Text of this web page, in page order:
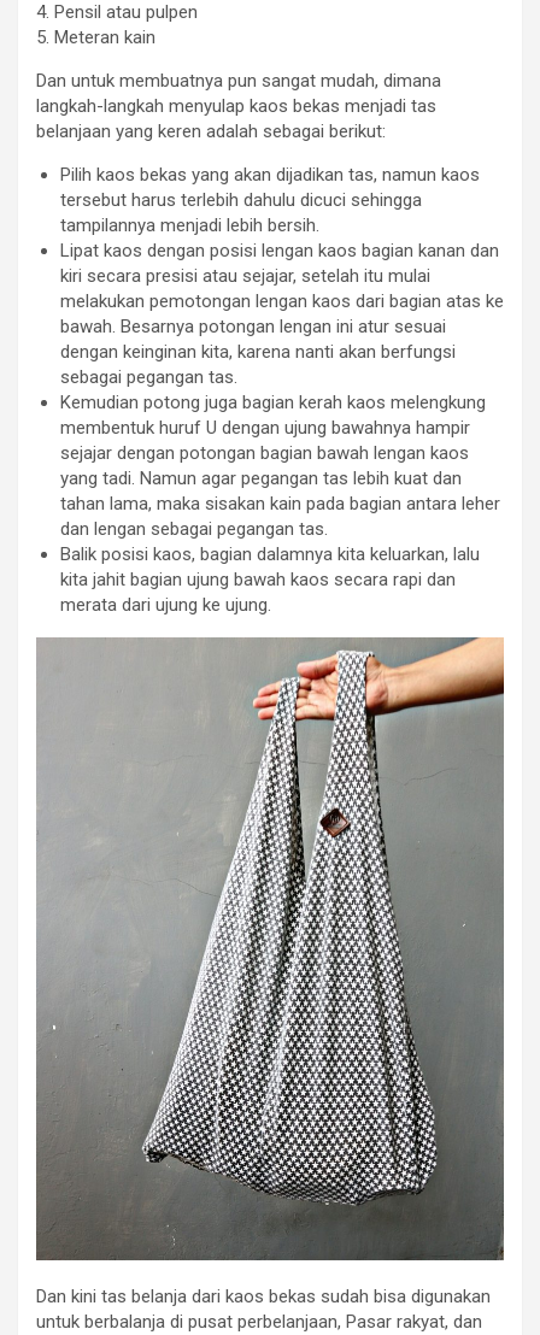
4. Pensil atau pulpen
5. Meteran kain
Dan untuk membuatnya pun sangat mudah, dimana
langkah-langkah menyulap kaos bekas menjadi tas
belanjaan yang keren adalah sebagai berikut:
Pilih kaos bekas yang akan dijadikan tas, namun kaos
tersebut harus terlebih dahulu dicuci sehingga
tampilannya menjadi lebih bersih.
Lipat kaos dengan posisi lengan kaos bagian kanan dan
kiri secara presisi atau sejajar, setelah itu mulai
melakukan pemotongan lengan kaos dari bagian atas ke
bawah. Besarnya potongan lengan ini atur sesuai
dengan keinginan kita, karena nanti akan berfungsi
sebagai pegangan tas.
Kemudian potong juga bagian kerah kaos melengkung
membentuk huruf U dengan ujung bawahnya hampir
sejajar dengan potongan bagian bawah lengan kaos
yang tadi. Namun agar pegangan tas lebih kuat dan
tahan lama, maka sisakan kain pada bagian antara leher
dan lengan sebagai pegangan tas.
Balik posisi kaos, bagian dalamnya kita keluarkan, lalu
kita jahit bagian ujung bawah kaos secara rapi dan
merata dari ujung ke ujung.
Dan kini tas belanja dari kaos bekas sudah bisa digunakan
untuk berbalanja di pusat perbelanjaan, Pasar rakyat, dan